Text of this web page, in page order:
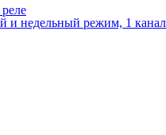
и недельный режим, 1 канал